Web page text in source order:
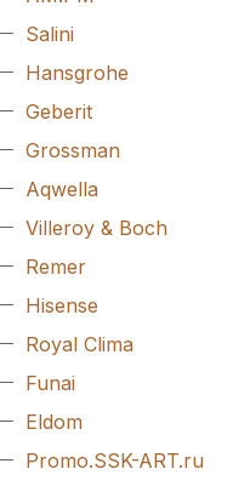
Salini
Hansgrohe
Geberit
Grossman
Aqwella
Villeroy & Boch
Remer
Hisense
Royal Clima
Funai
Eldom
Promo.SSK-ART.ru